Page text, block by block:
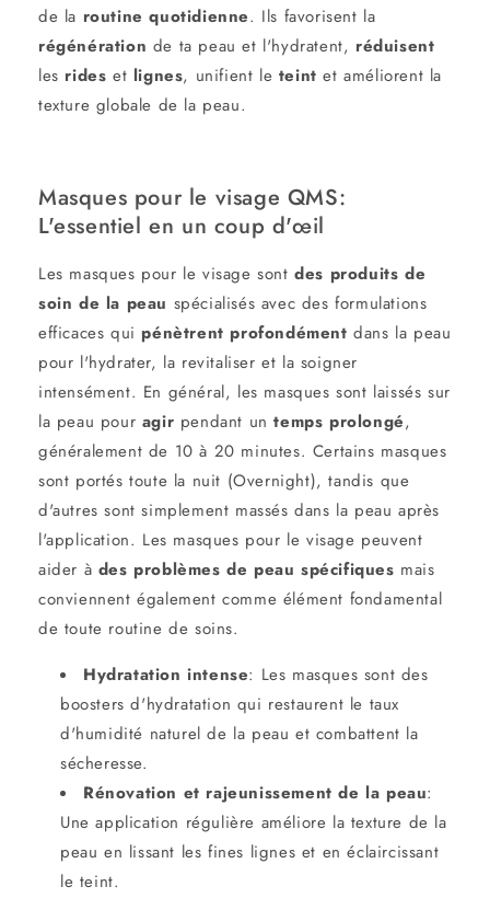
de la routine quotidienne. Ils favorisent la
régénération de ta peau et l'hydratent, réduisent
les rides et lignes, unifient le teint et améliorent la
texture globale de la peau.
Masques pour le visage QMS:
L'essentiel en un coup d'œil
Les masques pour le visage sontdes produits de
soin de la peau spécialisés avec des formulations
efficaces qui pénètrent profondément dans la peau
pour l'hydrater, la revitaliser et la soigner
intensément. En général, les masques sont laissés sur
la peau pour agir pendant untemps prolongé,
généralement de 10 à 20 minutes. Certains masques
sont portés toute la nuit (Overnight), tandis que
d'autres sont simplement massés dans la peau après
l'application. Les masques pour le visage peuvent
aider à des problèmes de peau spécifiques mais
conviennent également comme élément fondamental
de toute routine de soins.
Hydratation intense: Les masques sont des
boosters d'hydratation qui restaurent le taux
d'humidité naturel de la peau et combattent la
sécheresse.
Rénovation et rajeunissement de la peau:
Une application régulière améliore la texture de la
peau en lissant les fines lignes et en éclaircissant
le teint.